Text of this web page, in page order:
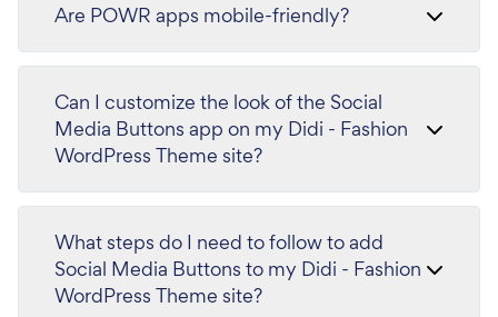
Are POWR apps mobile-friendly?
Can I customize the look of the Social
Media Buttons app on my Didi - Fashion
WordPress Theme site?
What steps do I need to follow to add
Social Media Buttons to my Didi - Fashion
WordPress Theme site?